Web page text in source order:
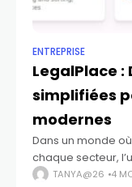
ENTREPRISE
LegalPlace :
simplifiées
modernes
Dans un monde
chaque secteur,
cetteTANYA@26 4